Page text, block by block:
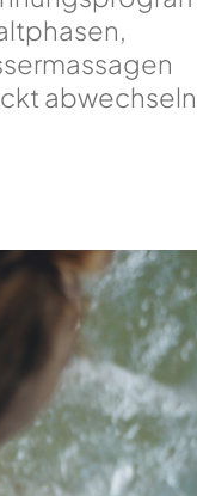
abwechseln.